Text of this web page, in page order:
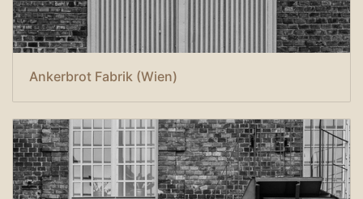
Ankerbrot Fabrik (Wien)